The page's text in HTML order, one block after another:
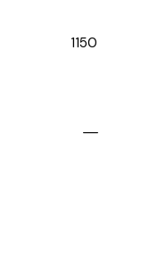
1150